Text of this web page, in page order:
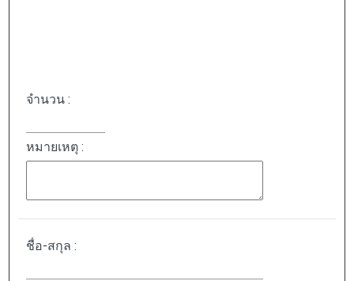
จำนวน :
หมายเหตุ :
ชื่อ-สกุล :